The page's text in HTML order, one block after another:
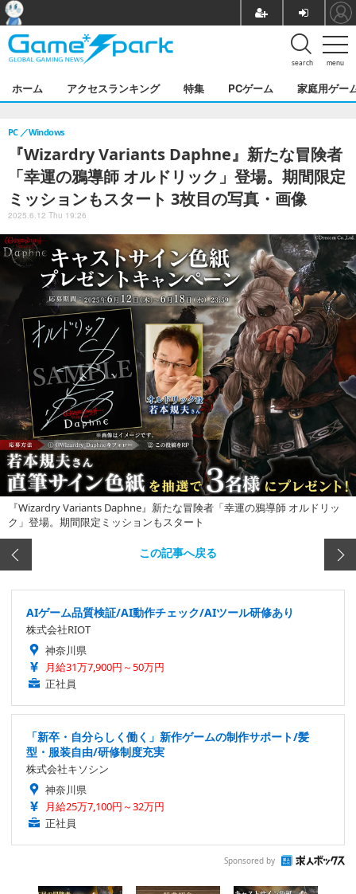
menu
search
ホーム アクセスランキング 特集 PCゲーム 家庭用ゲー
『Wizardry Variants Daphne』新たな冒険者
「幸運の鴉導師 オルドリック」登場。期間限定
ミッションもスタート 3枚目の写真・画像
PC Windows
2025.6.12 Thu 19:26
『Wizardry Variants Daphne』新たな冒険者「幸運の鴉導師 オルドリッ
ク」登場。期間限定ミッションもスタート
この記事へ戻る
AIゲーム品質検証/AI動作チェック/AIツール研修あり
株式会社RIOT
神奈川県
月給31万7,900円～50万円
正社員
「新卒・自分らしく働く」新作ゲームの制作サポート/髪
型・服装自由/研修制度充実
株式会社キソシン
神奈川県
月給25万7,100円～32万円
正社員
Sponsored by